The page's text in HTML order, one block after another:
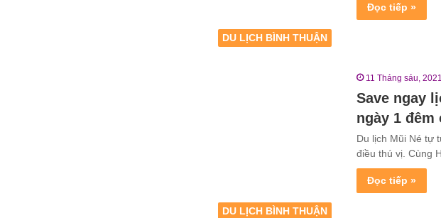
DU LỊCH BÌNH THUẬN
Đọc tiếp »
DU LỊCH BÌNH THUẬN
11 Tháng sáu, 2021
Save ngay
ngày 1
Du lịch Mũi Né tự
điều thú vị. Cùng
Đọc tiếp »